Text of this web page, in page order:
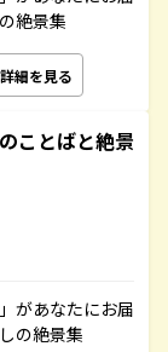
絶景集
詳細を見る
ことばと絶景
があなたにお届
の絶景集